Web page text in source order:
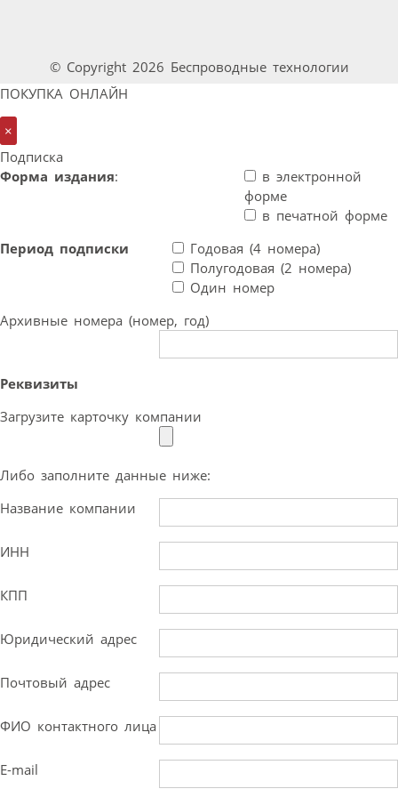
© Copyright 2026 Беспроводные технологии
ПОКУПКА ОНЛАЙН
×
Подписка
Форма издания:
в электронной
форме
в печатной форме
Период подписки
Годовая (4 номера)
Полугодовая (2 номера)
Один номер
Архивные номера (номер, год)
Реквизиты
Загрузите карточку компании
Либо заполните данные ниже:
Название компании
ИНН
КПП
Юридический адрес
Почтовый адрес
ФИО контактного лица
E-mail